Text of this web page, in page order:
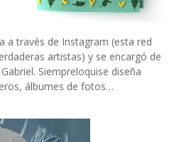
a través de Instagram (esta red
artistas) y se encargó de
. Siempreloquise diseña
álbumes de fotos…